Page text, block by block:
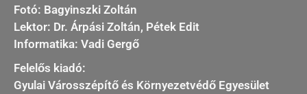
Fotó: Bagyinszki Zoltán
Lektor: Dr. Árpási Zoltán, Pétek Edit
Informatika: Vadi Gergő
Felelős kiadó:
Gyulai Városszépítő és Környezetvédő Egyesület